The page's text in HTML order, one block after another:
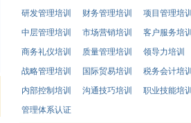
研发管理培训
财务管理培训
项目管理培训
中层管理培训
市场营销培训
客户服务培训
商务礼仪培训
质量管理培训
领导力培训
战略管理培训
国际贸易培训
税务会计培训
内部控制培训
沟通技巧培训
职业技能培训
管理体系认证